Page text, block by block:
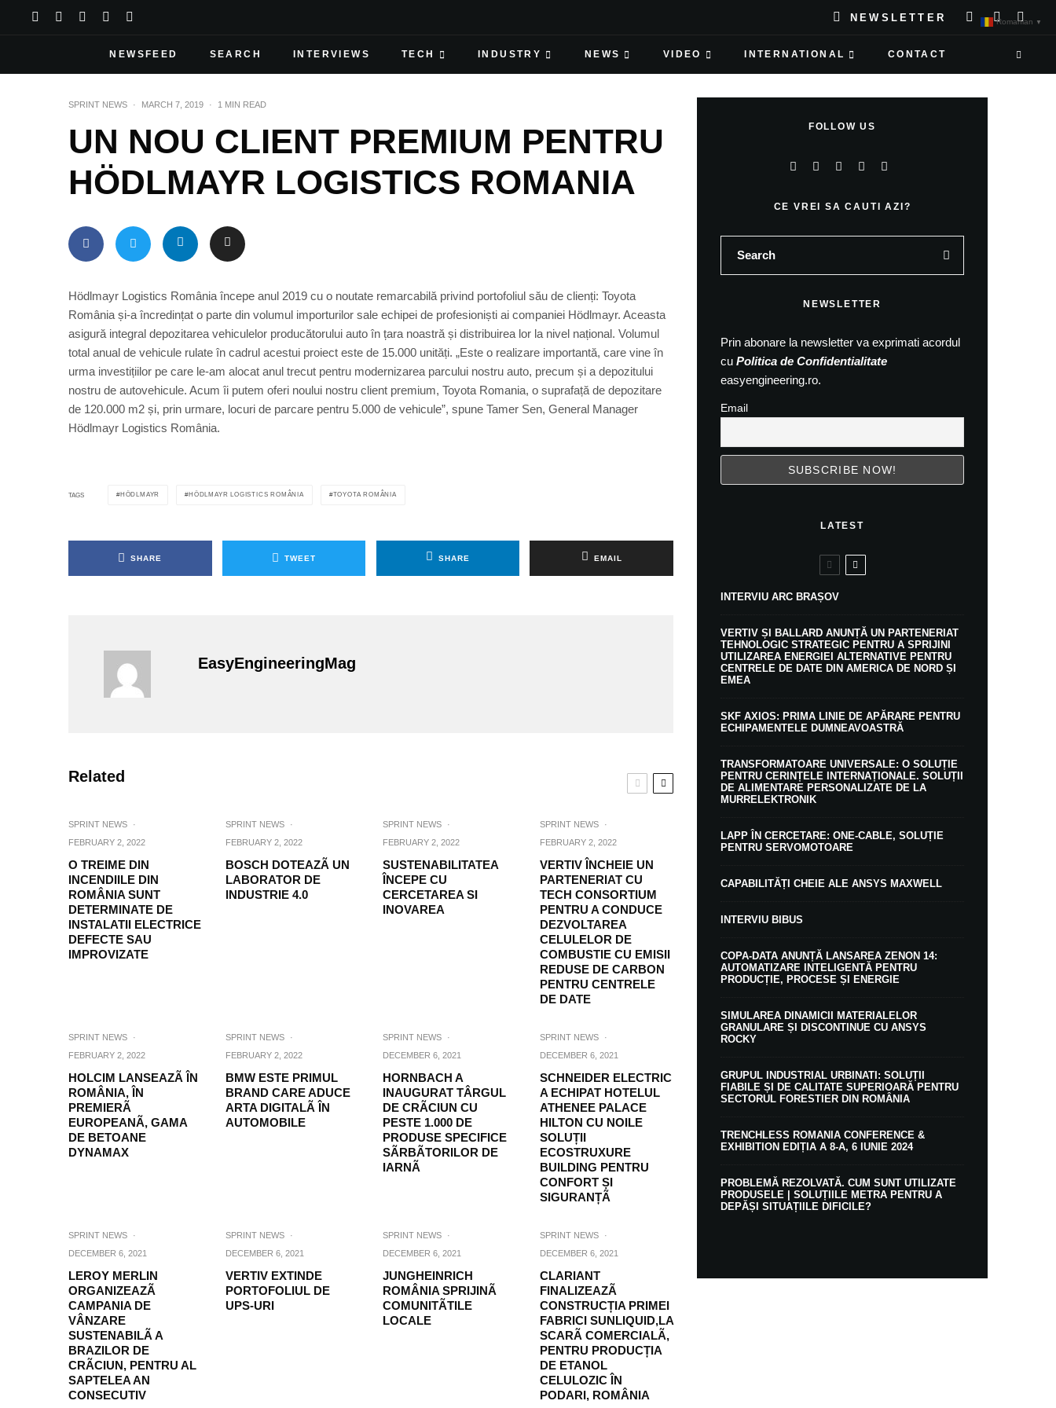
NEWSLETTER
NEWSFEED SEARCH INTERVIEWS TECH INDUSTRY NEWS VIDEO INTERNATIONAL CONTACT
SPRINT NEWS · MARCH 7, 2019 · 1 MIN READ
UN NOU CLIENT PREMIUM PENTRU
HÖDLMAYR LOGISTICS ROMANIA
Hödlmayr Logistics România începe anul 2019 cu o noutate remarcabilă privind portofoliul său de clienți: Toyota
România și-a încredințat o parte din volumul importurilor sale echipei de profesioniști ai companiei Hödlmayr. Aceasta
asigură integral depozitarea vehiculelor producătorului auto în țara noastră și distribuirea lor la nivel național. Volumul
total anual de vehicule rulate în cadrul acestui proiect este de 15.000 unități. „Este o realizare importantă, care vine în
urma investițiilor pe care le-am alocat anul trecut pentru modernizarea parcului nostru auto, precum și a depozitului
nostru de autovehicule. Acum îi putem oferi noului nostru client premium, Toyota Romania, o suprafață de depozitare
de 120.000 m2 și, prin urmare, locuri de parcare pentru 5.000 de vehicule”, spune Tamer Sen, General Manager
Hödlmayr Logistics România.
TAGS HÖDLMAYR HÖDLMAYR LOGISTICS ROMÂNIA TOYOTA ROMÂNIA
SHARE TWEET SHARE EMAIL
EasyEngineeringMag
Related
SPRINT NEWS
·
FEBRUARY 2, 2022
O TREIME DIN
INCENDIILE DIN
ROMÂNIA SUNT
DETERMINATE DE
INSTALATII ELECTRICE
DEFECTE SAU
IMPROVIZATE
SPRINT NEWS
·
FEBRUARY 2, 2022
BOSCH DOTEAZÃ UN
LABORATOR DE
INDUSTRIE 4.0
SPRINT NEWS
·
FEBRUARY 2, 2022
SUSTENABILITATEA
ÎNCEPE CU
CERCETAREA SI
INOVAREA
SPRINT NEWS
·
FEBRUARY 2, 2022
VERTIV ÎNCHEIE UN
PARTENERIAT CU
TECH CONSORTIUM
PENTRU A CONDUCE
DEZVOLTAREA
CELULELOR DE
COMBUSTIE CU EMISII
REDUSE DE CARBON
PENTRU CENTRELE
DE DATE
SPRINT NEWS
·
FEBRUARY 2, 2022
HOLCIM LANSEAZÃ ÎN
ROMÂNIA, ÎN
PREMIERÃ
EUROPEANÃ, GAMA
DE BETOANE
DYNAMAX
SPRINT NEWS
·
FEBRUARY 2, 2022
BMW ESTE PRIMUL
BRAND CARE ADUCE
ARTA DIGITALÃ ÎN
AUTOMOBILE
SPRINT NEWS
·
DECEMBER 6, 2021
HORNBACH A
INAUGURAT TÂRGUL
DE CRÃCIUN CU
PESTE 1.000 DE
PRODUSE SPECIFICE
SÃRBÃTORILOR DE
IARNÃ
SPRINT NEWS
·
DECEMBER 6, 2021
SCHNEIDER ELECTRIC
A ECHIPAT HOTELUL
ATHENEE PALACE
HILTON CU NOILE
SOLUȚII
ECOSTRUXURE
BUILDING PENTRU
CONFORT ȘI
SIGURANȚÃ
SPRINT NEWS
·
DECEMBER 6, 2021
LEROY MERLIN
ORGANIZEAZÃ
CAMPANIA DE
VÂNZARE
SUSTENABILÃ A
BRAZILOR DE
CRÃCIUN, PENTRU AL
SAPTELEA AN
CONSECUTIV
SPRINT NEWS
·
DECEMBER 6, 2021
VERTIV EXTINDE
PORTOFOLIUL DE
UPS-URI
SPRINT NEWS
·
DECEMBER 6, 2021
JUNGHEINRICH
ROMÂNIA SPRIJINÃ
COMUNITÃTILE
LOCALE
SPRINT NEWS
·
DECEMBER 6, 2021
CLARIANT
FINALIZEAZÃ
CONSTRUCȚIA PRIMEI
FABRICI SUNLIQUID,LA
SCARÃ COMERCIALÃ,
PENTRU PRODUCȚIA
DE ETANOL
CELULOZIC ÎN
PODARI, ROMÂNIA
FOLLOW US
CE VREI SA CAUTI AZI?
NEWSLETTER
Prin abonare la newsletter va exprimati acordul
cu Politica de Confidentialitate
easyengineering.ro.
Email
LATEST
INTERVIU ARC BRAȘOV
VERTIV ȘI BALLARD ANUNȚĂ UN PARTENERIAT
TEHNOLOGIC STRATEGIC PENTRU A SPRIJINI
UTILIZAREA ENERGIEI ALTERNATIVE PENTRU
CENTRELE DE DATE DIN AMERICA DE NORD ȘI
EMEA
SKF AXIOS: PRIMA LINIE DE APĂRARE PENTRU
ECHIPAMENTELE DUMNEAVOASTRĂ
TRANSFORMATOARE UNIVERSALE: O SOLUȚIE
PENTRU CERINȚELE INTERNAȚIONALE. SOLUȚII
DE ALIMENTARE PERSONALIZATE DE LA
MURRELEKTRONIK
LAPP ÎN CERCETARE: ONE-CABLE, SOLUȚIE
PENTRU SERVOMOTOARE
CAPABILITĂȚI CHEIE ALE ANSYS MAXWELL
INTERVIU BIBUS
COPA-DATA ANUNȚĂ LANSAREA ZENON 14:
AUTOMATIZARE INTELIGENTĂ PENTRU
PRODUCȚIE, PROCESE ȘI ENERGIE
SIMULAREA DINAMICII MATERIALELOR
GRANULARE ȘI DISCONTINUE CU ANSYS
ROCKY
GRUPUL INDUSTRIAL URBINATI: SOLUȚII
FIABILE ȘI DE CALITATE SUPERIOARĂ PENTRU
SECTORUL FORESTIER DIN ROMÂNIA
TRENCHLESS ROMANIA CONFERENCE &
EXHIBITION EDIȚIA A 8-A, 6 IUNIE 2024
PROBLEMĂ REZOLVATĂ. CUM SUNT UTILIZATE
PRODUSELE | SOLUȚIILE METRA PENTRU A
DEPĂȘI SITUAȚIILE DIFICILE?
Romanian ▼